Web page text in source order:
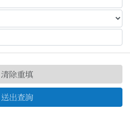
送出查詢
清除重填